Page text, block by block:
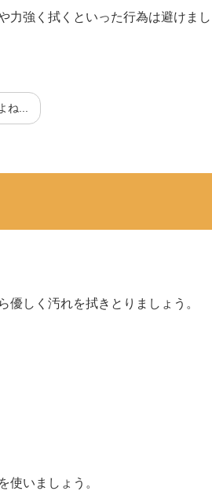
力強く拭くといった行為は避けま
ね...
優しく汚れを拭きとりましょう
を使いましょう。